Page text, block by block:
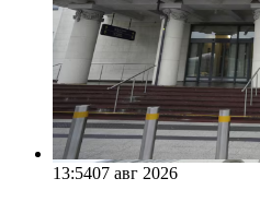
13:5407 авг 2026